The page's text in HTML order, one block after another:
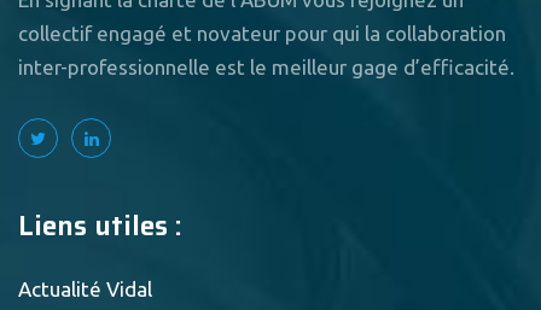
collectif engagé et novateur pour qui la collaboration
inter-professionnelle est le meilleur gage d’efficacité.
Liens utiles :
Actualité Vidal